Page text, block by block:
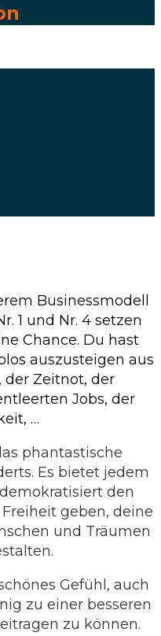
Businessmodell
1 und Nr. 4 setzen
Chance. Du hast
auszusteigen aus
der Zeitnot, der
Jobs, der
…
phantastische
Es bietet jedem
den
geben, deine
und Träumen
Gefühl, auch
zu einer besseren
zu können.